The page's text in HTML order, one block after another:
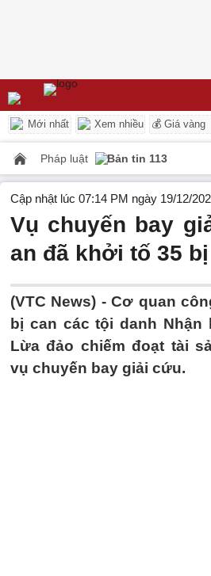
Mới nhất Xem nhiều 💰 Giá vàng
Pháp luật Bản tin 113
Cập nhật lúc 07:14 PM ngày 19/12/
Vụ chuyến bay
an đã khởi tố 35
(VTC News) -Cơ quan
bị can các tội danh
Lừa đảo chiếm đoạt tài
vụ chuyến bay giải cứu.